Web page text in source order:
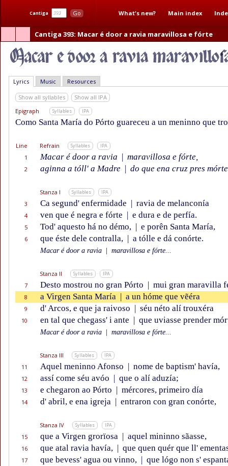
Cantiga Go What's new? Main index
Cantiga 393: Macar é door a ravia maravillosa e fórte
Lyrics Music Resources
Show all syllables
Show all IPA
Epigraph
Syllables IPA
Como Santa María do Pórto guareceu a un meninno que
Line Refrain Syllables IPA
1 Macar é door a ravia | maravillosa e fórte,
2 aginna a tóll' a Madre | do que ena cruz pres
Stanza I Syllables IPA
3 Ca segund' enfermidade | ravia de melanconía
4 ven que é negra e fórte | e dura e de perfía.
5 Tod' aquesto há no démo, | e porên Santa María,
6 que éste dele contralla, | a tólle e dá conórte.
Macar é door a ravia maravillosa e fórte...
Stanza II Syllables IPA
7 Desto mostrou no gran Pórto | mui gran maravilla
8 a Virgen Santa María | a un hóme que vẽéra
9 d' Arcos, e que ja raivoso | séu néto alí trouxéra
10 en tal que chegass' i ante | que uviasse prender
Macar é door a ravia maravillosa e fórte...
Stanza III Syllables IPA
11 Aquel meninno Afonso | nome de baptism' havía,
12 assí come séu avóo | que o alí aduzía;
13 e chegaron ao Pórto | mércores, primeiro día
14 d' abril, e ena igreja | entraron con gran conórte,
Stanza IV Syllables IPA
15 que a Virgen grorïosa | aquel mininno sãasse,
16 que atal ravia havía, | que quen quér que ll'
17 que bevess' agua ou vinno, | que lógo non s'